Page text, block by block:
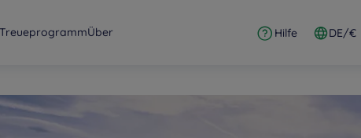
TreueprogrammÜber Hilfe DE/€